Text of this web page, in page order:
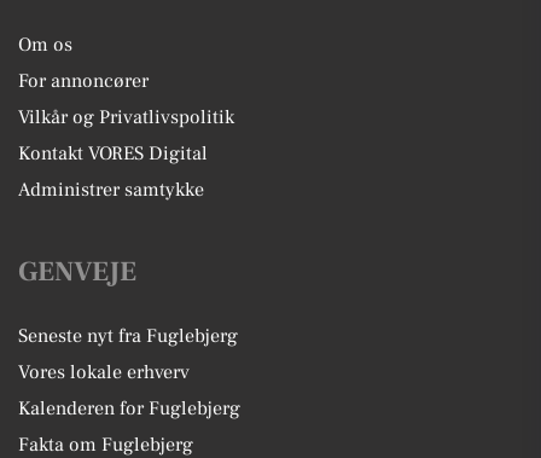
Om os
For annoncører
Vilkår og Privatlivspolitik
Kontakt VORES Digital
Administrer samtykke
GENVEJE
Seneste nyt fra Fuglebjerg
Vores lokale erhverv
Kalenderen for Fuglebjerg
Fakta om Fuglebjerg